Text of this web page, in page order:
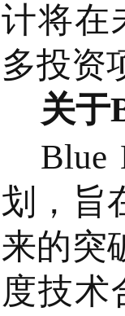
计将在
多投资
关于
Blue
划，旨
来的突
度技术